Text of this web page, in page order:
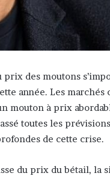
des moutons
année. Les marchés
mouton à prix
toutes les
de cette crise.
du prix du bétail, la